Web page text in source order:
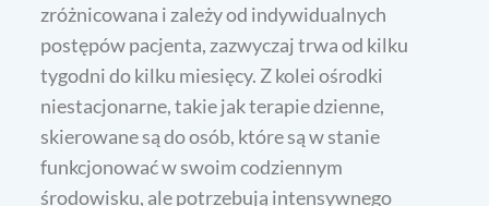
zróżnicowana i zależy od indywidualnych
postępów pacjenta, zazwyczaj trwa od kilku
tygodni do kilku miesięcy. Z kolei ośrodki
niestacjonarne, takie jak terapie dzienne,
skierowane są do osób, które są w stanie
funkcjonować w swoim codziennym
środowisku, ale potrzebują intensywnego